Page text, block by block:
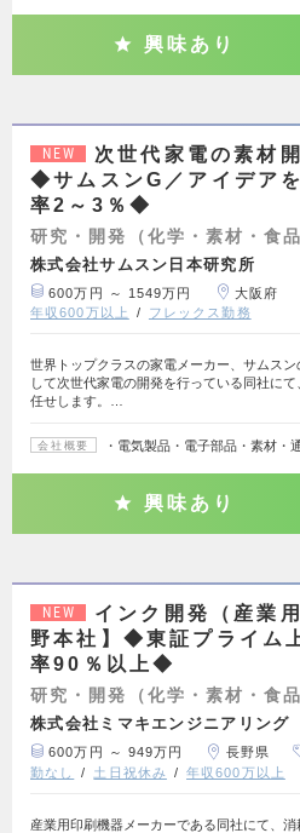
興味あり
NEW
次世代家電の素材
◆サムスンG／アイデア
率2～3％◆
研究・開発（化学・素材・食品
株式会社サムスン日本研究所
600万円 ～ 1549万円 大阪府
年収600万以上
フレックス勤務
世界トップクラスの家電メーカー、サムスン
して次世代家電の開発を行っている同社に
任せします。…
会社概要 ・電気製品・電子部品・素材・
興味あり
NEW
インク開発（産業
野本社】◆東証プライム
率90％以上◆
研究・開発（化学・素材・食品
株式会社ミマキエンジニアリング
600万円 ～ 949万円 長野県
勤なし
土日祝休み 年収600万以上
産業用印刷機器メーカーである同社にて、消